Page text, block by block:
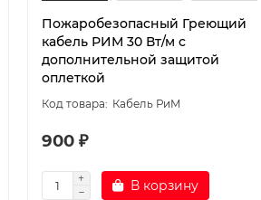
Пожаробезопасный Греющий
кабель РИМ 30 Вт/м с
дополнительной защитой
оплеткой
Кабель РиМ
900 ₽
В корзину